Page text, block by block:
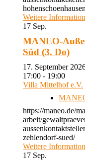
Weitere
17 Sep.
MANEO-
Süd (3. Do)
17. September
17:00 - 19:00
Villa Mittelhof e.V.
https://maneo.de/
arbeit/
zehlendorf-sued/
Weitere
17 Sep.